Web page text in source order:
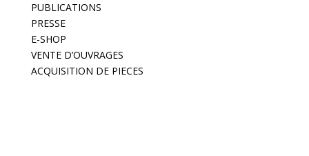
PUBLICATIONS
PRESSE
E-SHOP
VENTE D’OUVRAGES
ACQUISITION DE PIECES